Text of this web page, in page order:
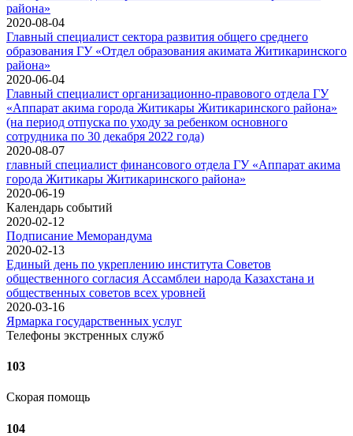
района»
2020-08-04
Главный специалист сектора развития общего среднего
образования ГУ «Отдел образования акимата Житикаринского
района»
2020-06-04
Главный специалист организационно-правового отдела ГУ
«Аппарат акима города Житикары Житикаринского района»
(на период отпуска по уходу за ребенком основного
сотрудника по 30 декабря 2022 года)
2020-08-07
главный специалист финансового отдела ГУ «Аппарат акима
города Житикары Житикаринского района»
2020-06-19
Календарь событий
2020-02-12
Подписание Меморандума
2020-02-13
Единый день по укреплению института Советов
общественного согласия Ассамблеи народа Казахстана и
общественных советов всех уровней
2020-03-16
Ярмарка государственных услуг
Телефоны экстренных служб
103
Скорая помощь
104